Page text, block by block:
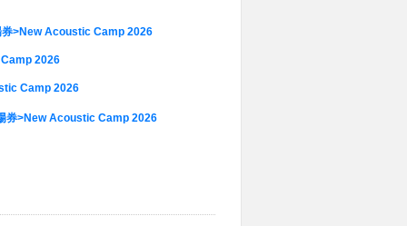
券>New Acoustic Camp 2026
2026
Camp 2026
券>New Acoustic Camp 2026